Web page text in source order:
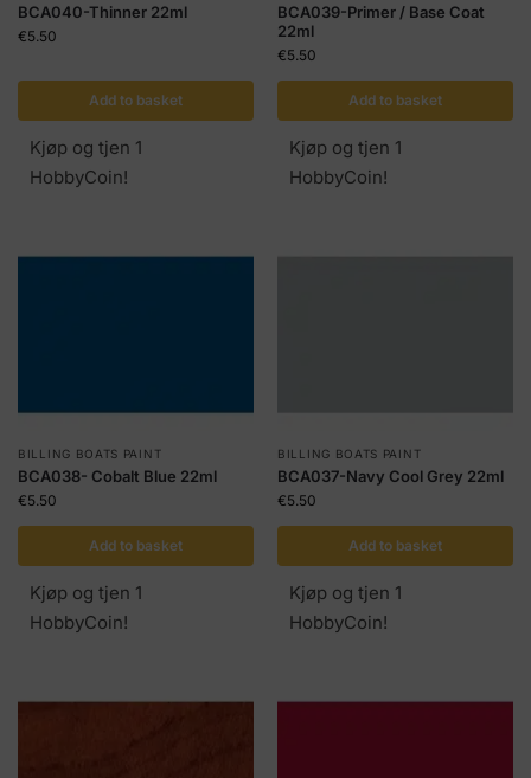
BCA040-Thinner 22ml
€5.50
Add to basket
Kjøp og tjen 1
HobbyCoin!
BCA039-Primer / Base Coat
22ml
€5.50
Add to basket
Kjøp og tjen 1
HobbyCoin!
BILLING BOATS PAINT
BCA038- Cobalt Blue 22ml
€5.50
Add to basket
Kjøp og tjen 1
HobbyCoin!
BILLING BOATS PAINT
BCA037-Navy Cool Grey 22ml
€5.50
Add to basket
Kjøp og tjen 1
HobbyCoin!